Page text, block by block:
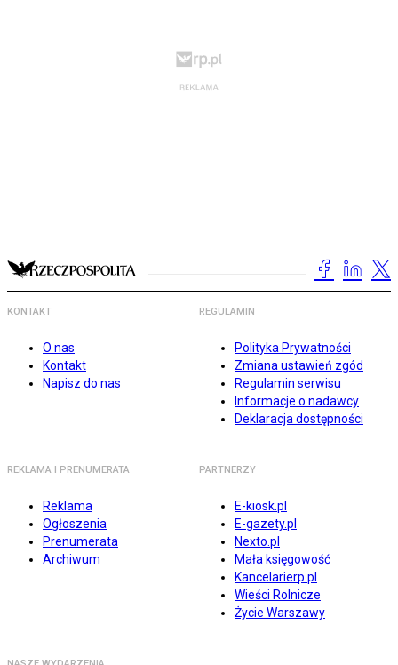
KONTAKT
O nas
Kontakt
Napisz do nas
REGULAMIN
Polityka Prywatności
Zmiana ustawień zgód
Regulamin serwisu
Informacje o nadawcy
Deklaracja dostępności
REKLAMA I PRENUMERATA
Reklama
Ogłoszenia
Prenumerata
Archiwum
PARTNERZY
E-kiosk.pl
E-gazety.pl
Nexto.pl
Mała księgowość
Kancelarierp.pl
Wieści Rolnicze
Życie Warszawy